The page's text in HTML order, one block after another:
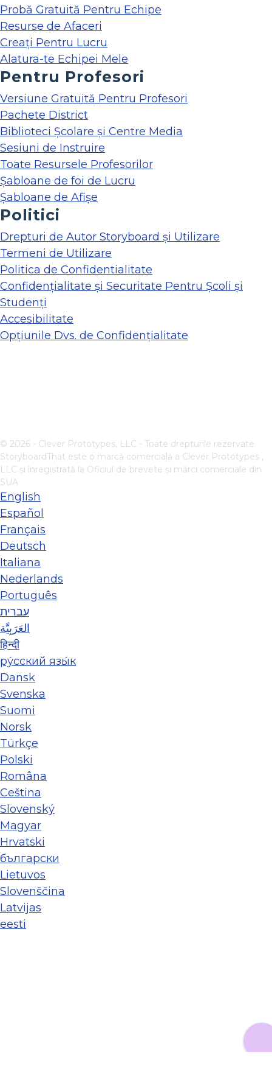
Probă Gratuită Pentru Echipe
Resurse de Afaceri
Creați Pentru Lucru
Alatura-te Echipei Mele
Pentru Profesori
Versiune Gratuită Pentru Profesori
Pachete District
Biblioteci Școlare și Centre Media
Sesiuni de Instruire
Toate Resursele Profesorilor
Șabloane de foi de Lucru
Șabloane de Afișe
Politici
Drepturi de Autor Storyboard și Utilizare
Termeni de Utilizare
Politica de Confidentialitate
Confidențialitate și Securitate Pentru Școli și
Studenți
Accesibilitate
Opțiunile Dvs. de Confidențialitate
© 2026 - Clever Prototypes, LLC - Toate drepturile rezervate.
StoryboardThat este o marcă comercială a Clever Prototypes ,
LLC și înregistrată la Oficiul de brevete și mărci comerciale din
SUA
English
Español
Français
Deutsch
Italiana
Nederlands
Português
עברית
العَرَبِيَّة
हिन्दी
ру́сский язы́к
Dansk
Svenska
Suomi
Norsk
Türkçe
Polski
Româna
Ceština
Slovenský
Magyar
Hrvatski
български
Lietuvos
Slovenščina
Latvijas
eesti